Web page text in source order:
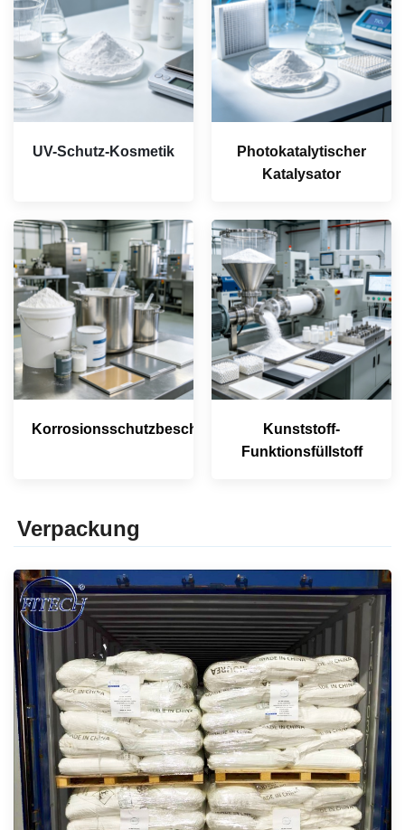
UV-Schutz-Kosmetik
Photokatalytischer
Katalysator
KorrosionsschutzbeschichtungenKunststoff-
Funktionsfüllstoff
Verpackung